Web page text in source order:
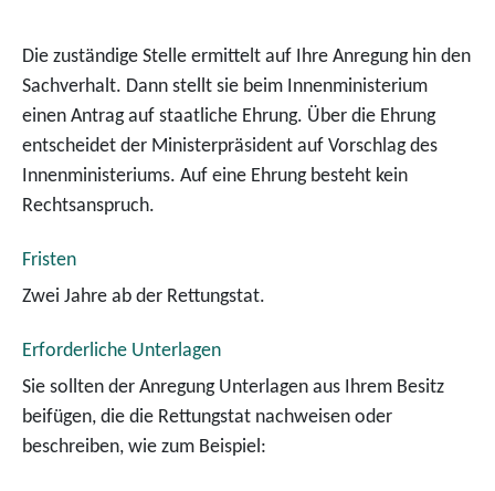
Die zuständige Stelle ermittelt auf Ihre Anregung hin den
Sachverhalt. Dann stellt sie beim Innenministerium
einen Antrag auf staatliche Ehrung. Über die Ehrung
entscheidet der Ministerpräsident auf Vorschlag des
Innenministeriums. Auf eine Ehrung besteht kein
Rechtsanspruch.
Fristen
Zwei Jahre ab der Rettungstat.
Erforderliche Unterlagen
Sie sollten der Anregung Unterlagen aus Ihrem Besitz
beifügen, die die Rettungstat nachweisen oder
beschreiben, wie zum Beispiel: